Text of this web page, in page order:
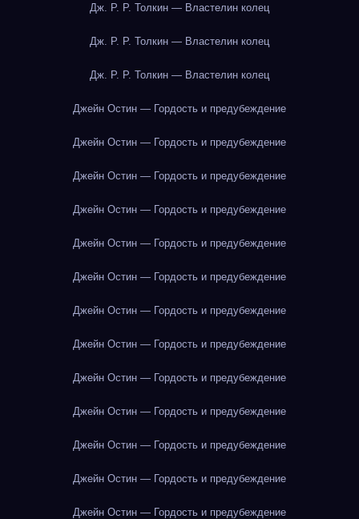
Дж. Р. Р. Толкин — Властелин колец
Дж. Р. Р. Толкин — Властелин колец
Дж. Р. Р. Толкин — Властелин колец
Джейн Остин — Гордость и предубеждение
Джейн Остин — Гордость и предубеждение
Джейн Остин — Гордость и предубеждение
Джейн Остин — Гордость и предубеждение
Джейн Остин — Гордость и предубеждение
Джейн Остин — Гордость и предубеждение
Джейн Остин — Гордость и предубеждение
Джейн Остин — Гордость и предубеждение
Джейн Остин — Гордость и предубеждение
Джейн Остин — Гордость и предубеждение
Джейн Остин — Гордость и предубеждение
Джейн Остин — Гордость и предубеждение
Джейн Остин — Гордость и предубеждение